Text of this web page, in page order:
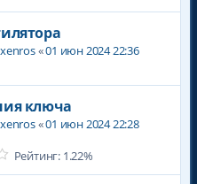
xenros«01 июн 2024 22:36
ключа
xenros«01 июн 2024 22:28
Рейтинг: 1.22%